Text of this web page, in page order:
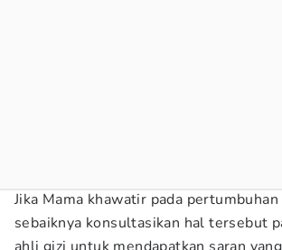
Jika Mama khawatir pada
sebaiknya konsultasikan hal tersebut